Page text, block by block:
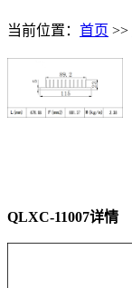
当前位置： 首页 >>
QLXC-11007详情